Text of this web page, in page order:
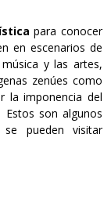
para conocer
en escenarios de
y las artes,
zenúes como
la imponencia del
son algunos
pueden visitar